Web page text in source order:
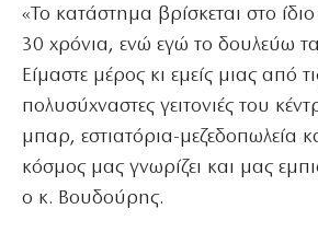
«Το κατάστημα βρίσκεται στο
30 χρόνια, ενώ εγώ το δουλεύω
Είμαστε μέρος κι εμείς μιας από
πολυσύχναστες γειτονιές του
μπαρ, εστιατόρια-μεζεδοπωλεία
κόσμος μας γνωρίζει και μας
ο κ. Βουδούρης.